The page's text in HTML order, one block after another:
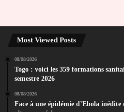
Most Viewed Posts
08/08/2026
Togo : voici les 359 formations
semestre 2026
08/08/2026
Face à une épidémie d’Ebola